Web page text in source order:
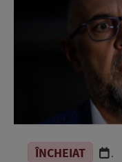
ÎNCHEIAT .